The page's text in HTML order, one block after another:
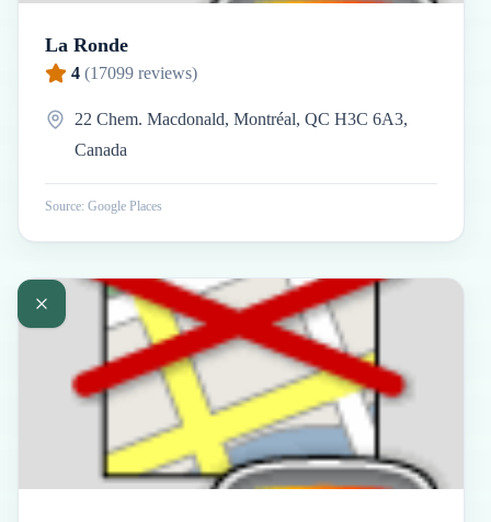
La Ronde
4 (17099 reviews)
22 Chem. Macdonald, Montréal, QC H3C 6A3,
Canada
Source: Google Places